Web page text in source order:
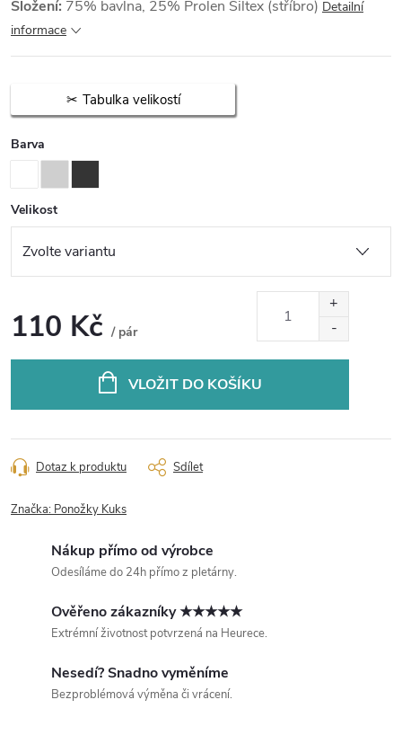
Složení: 75% bavlna, 25% Prolen Siltex (stříbro) Detailní
informace
Tabulka velikostí
Barva
Velikost
110 Kč / pár
VLOŽIT DO KOŠÍKU
Dotaz k produktu Sdílet
Značka: Ponožky Kuks
Nákup přímo od výrobce
Odesíláme do 24h přímo z pletárny.
Ověřeno zákazníky ★★★★★
Extrémní životnost potvrzená na Heurece.
Nesedí? Snadno vyměníme
Bezproblémová výměna či vrácení.